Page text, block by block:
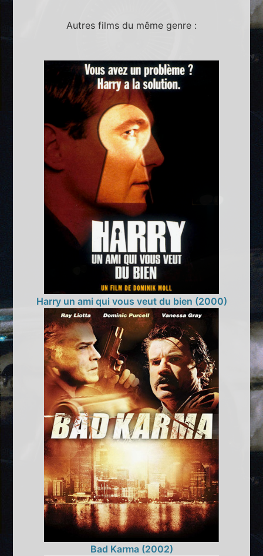
Autres films du même genre :
Harry un ami qui vous veut du bien (2000)
Bad Karma (2002)